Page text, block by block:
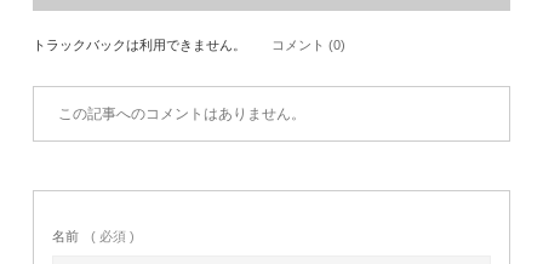
トラックバックは利用できません。 コメント (0)
この記事へのコメントはありません。
名前 ( 必須 )